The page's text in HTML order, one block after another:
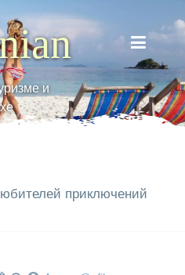
и
приключений